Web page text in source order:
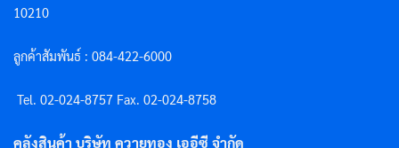
10210
ลูกค้าสัมพันธ์ : 084-422-6000
Tel. 02-024-8757 Fax. 02-024-8758
คลังสินค้า บริษัท ควายทอง เออีซี จำกัด